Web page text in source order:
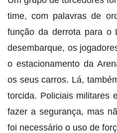
time, com palavras de
função da derrota para o
desembarque, os
o estacionamento da
os seus carros. Lá,
torcida. Policiais militares
fazer a segurança, mas
foi necessário o uso de